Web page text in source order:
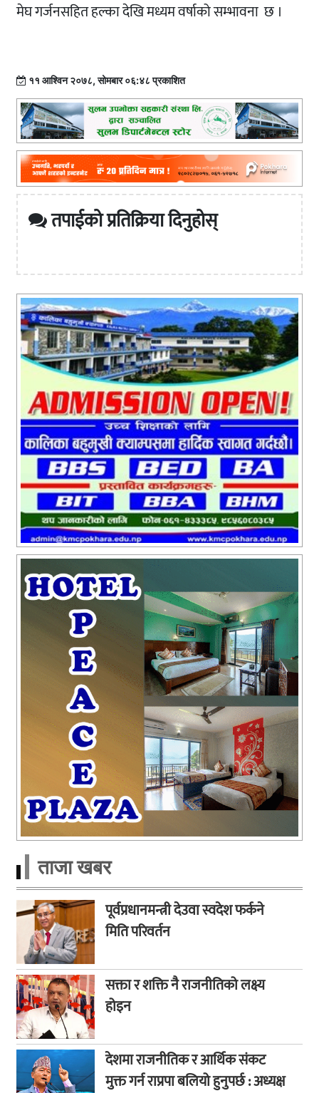
मेघ गर्जनसहित हल्का देखि मध्यम वर्षाको सम्भावना छ ।
११ आश्विन २०७८, सोमबार ०६:४८ प्रकाशित
तपाईको प्रतिक्रिया दिनुहोस्
ताजा खबर
पूर्वप्रधानमन्त्री देउवा स्वदेश फर्कने
मिति परिवर्तन
सक्ता र शक्ति नै राजनीतिको लक्ष्य
होइन
देशमा राजनीतिक र आर्थिक संकट
मुक्त गर्न राप्रपा बलियो हुनुपर्छ : अध्यक्ष